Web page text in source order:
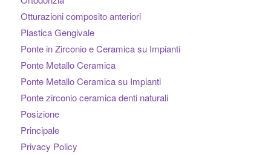
Otturazioni composito anteriori
Plastica Gengivale
Ponte in Zirconio e Ceramica su Impianti
Ponte Metallo Ceramica
Ponte Metallo Ceramica su Impianti
Ponte zirconio ceramica denti naturali
Posizione
Principale
Privacy Policy